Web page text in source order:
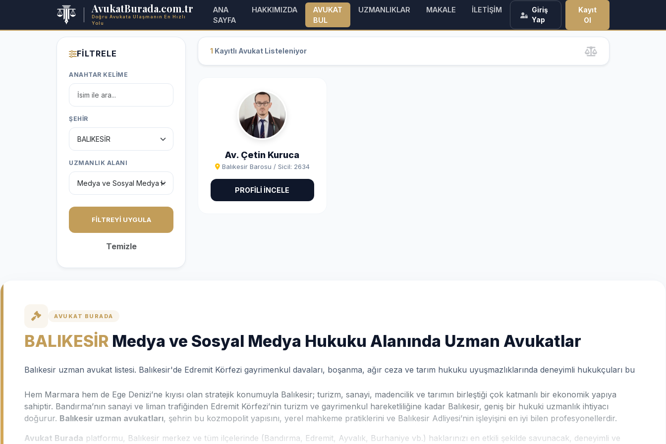
AvukatBurada.com.tr
Doğru Avukata Ulaşmanın En Hızlı
Yolu
ANA
SAYFA
HAKKIMIZDA
AVUKAT
BUL
UZMANLIKLAR MAKALE İLETİŞİM
Giriş
Yap
Kayıt
Ol
FİLTRELE
ANAHTAR KELİME
ŞEHİR
UZMANLIK ALANI
FİLTREYİ UYGULA
Temizle
1 Kayıtlı Avukat Listeleniyor
Av. Çetin Kuruca
Balıkesir Barosu / Sicil: 2634
PROFİLİ İNCELE
AVUKAT BURADA
BALIKESİR Medya ve Sosyal Medya Hukuku Alanında Uzman Avukatlar
Balıkesir uzman avukat listesi. Balıkesir'de Edremit Körfezi gayrimenkul davaları, boşanma, ağır ceza ve tarım hukuku uyuşmazlıklarında deneyimli hukukçuları bu
Hem Marmara hem de Ege Denizi’ne kıyısı olan stratejik konumuyla Balıkesir; turizm, sanayi, madencilik ve tarımın birleştiği çok katmanlı bir ekonomik yapıya
sahiptir. Bandırma’nın sanayi ve liman trafiğinden Edremit Körfezi’nin turizm ve gayrimenkul hareketliliğine kadar Balıkesir, geniş bir hukuki uzmanlık ihtiyacı
doğurur. Balıkesir uzman avukatları, şehrin bu kozmopolit yapısını, yerel mahkeme pratiklerini ve Balıkesir Adliyesi’nin işleyişini en iyi bilen profesyonellerdir.
Avukat Burada platformu, Balıkesir merkez ve tüm ilçelerinde (Bandırma, Edremit, Ayvalık, Burhaniye vb.) haklarınızı en etkili şekilde savunacak, deneyimli ve